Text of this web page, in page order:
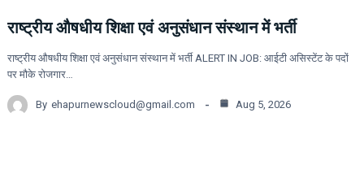
राष्ट्रीय औषधीय शिक्षा एवं अनुसंधान संस्थान में भर्ती
राष्ट्रीय औषधीय शिक्षा एवं अनुसंधान संस्थान में भर्ती ALERT IN JOB: आईटी असिस्टेंट के पदों
पर मौके रोजगार…
By ehapurnewscloud@gmail.com Aug 5, 2026